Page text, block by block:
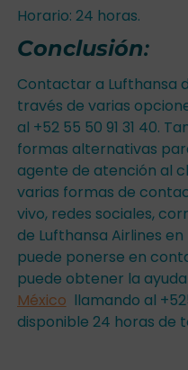
Horario: 24 horas.
Conclusión:
Contactar a Lufthansa
través de varias
al +52 55 50 91 31 40.
formas alternativas
agente de atención al
varias formas de
vivo, redes sociales,
de Lufthansa Airlines
puede ponerse en
puede obtener la
México llamando al
disponible 24 horas de